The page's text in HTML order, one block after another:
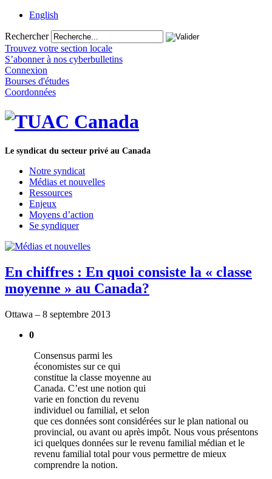
English
Rechercher
Trouvez votre section locale
S’abonner à nos cyberbulletins
Connexion
Bourses d'études
Coordonnées
Le syndicat du secteur privé au Canada
Notre syndicat
Médias et nouvelles
Ressources
Enjeux
Moyens d’action
Se syndiquer
En chiffres : En quoi consiste la « classe
moyenne » au Canada?
Ottawa – 8 septembre 2013
0
Consensus parmi les
économistes sur ce qui
constitue la classe moyenne au
Canada. C’est une notion qui
varie en fonction du revenu
individuel ou familial, et selon
que ces données sont considérées surle plan national ou
provincial, ou avant ou après impôt. Nous vous présentons
ici quelques données surle revenu familial médian et le
revenu familial total pourvous permettre de mieux
comprendre la notion.